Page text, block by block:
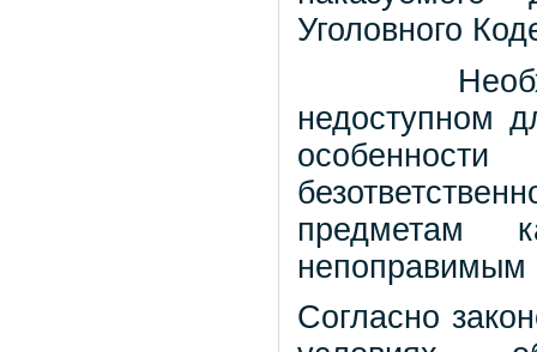
Уголовного
недоступном
предметам
Согласно